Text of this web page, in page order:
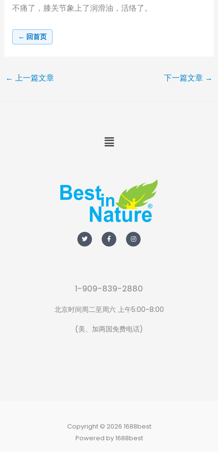
不痛了，膝关节象上了润滑油，活络了。
← 回首页
← 上一篇文章 下一篇文章 →
Menu
w
i
t
a
c
e
n
s
t
1-909-839-2880
北京时间周二至周六 上午5:00-8:00
(美、加两国免费电话)
Copyright © 2026 1688best
Powered by 1688best